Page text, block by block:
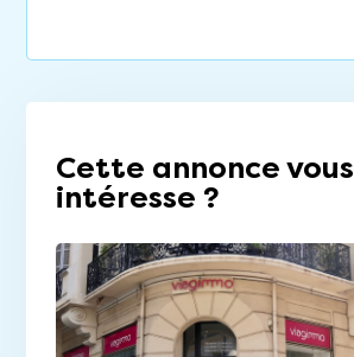
Cette annonce vous
intéresse ?